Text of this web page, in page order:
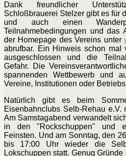
Dank freundlicher
Schloßbrauerei Stelzer gibt es für
und auch einen
Teilnahmebedingungen und das
der Homepage des Vereins unter
abrufbar. Ein Hinweis schon mal
ausgeschlossen und die
Gefahr. Die
spannenden Wettbewerb und
Vereine, Institutionen oder
Natürlich gibt es beim
Eisenbahnclubs Selb-Rehau e.V.
Am Samstagabend verwandelt
in den "Rockschuppen" und
Feinsten. Und am Sonntag, den
bis 17:00 Uhr wieder die
Lokschuppen statt. Genug